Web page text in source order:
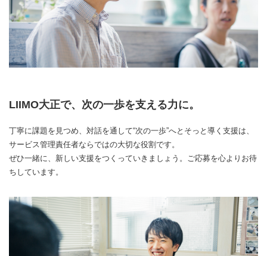
LIIMO大正で、次の一歩を支える力に。
丁寧に課題を見つめ、対話を通して“次の一歩”へとそっと導く支援は、
サービス管理責任者ならではの大切な役割です。
ぜひ一緒に、新しい支援をつくっていきましょう。ご応募を心よりお待
ちしています。